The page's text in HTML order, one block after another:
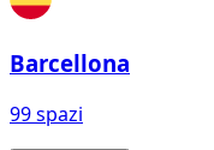
Barcellona
99 spazi